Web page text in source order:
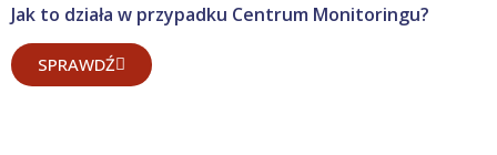
Jak to działa w przypadku Centrum Monitoringu?
SPRAWDŹ